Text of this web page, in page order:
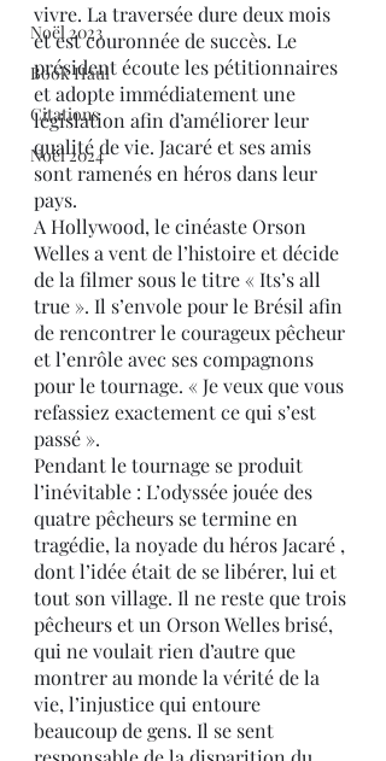
Noël 2023
Book Haul
Citations
Noël 2024
vivre. La traversée dure deux mois
et est couronnée de succès. Le
président écoute les pétitionnaires
et adopte immédiatement une
législation afin d’améliorer leur
qualité de vie. Jacaré et ses amis
sont ramenés en héros dans leur
pays.
A Hollywood, le cinéaste Orson
Welles a vent de l’histoire et décide
de la filmer sous le titre « Its’s all
true ». Il s’envole pour le Brésil afin
de rencontrer le courageux pêcheur
et l’enrôle avec ses compagnons
pour le tournage. « Je veux que vous
refassiez exactement ce qui s’est
passé ».
Pendant le tournage se produit
l’inévitable : L’odyssée jouée des
quatre pêcheurs se termine en
tragédie, la noyade du héros Jacaré ,
dont l’idée était de se libérer, lui et
tout son village. Il ne reste que trois
pêcheurs et un Orson Welles brisé,
qui ne voulait rien d’autre que
montrer au monde la vérité de la
vie, l’injustice qui entoure
beaucoup de gens. Il se sent